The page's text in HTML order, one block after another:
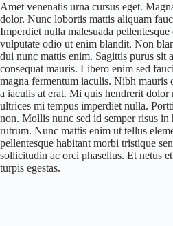
Amet venenatis urna cursus eget.
dolor. Nunc lobortis mattis aliquam
Imperdiet nulla malesuada
vulputate odio ut enim blandit. Non
dui nunc mattis enim. Sagittis purus sit
consequat mauris. Libero enim sed
magna fermentum iaculis. Nibh mauris
a iaculis at erat. Mi quis hendrerit dolor
ultrices mi tempus imperdiet nulla.
non. Mollis nunc sed id semper risus in
rutrum. Nunc mattis enim ut tellus
pellentesque habitant morbi tristique
sollicitudin ac orci phasellus. Et netus
turpis egestas.